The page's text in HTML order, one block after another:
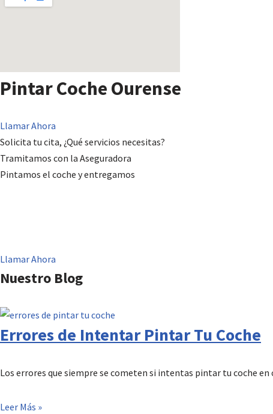
Pintar Coche Ourense
Llamar Ahora
Solicita tu cita, ¿Qué servicios necesitas?
Tramitamos con la Aseguradora
Pintamos el coche y entregamos
Llamar Ahora
Nuestro Blog
Errores de Intentar Pintar Tu Coche
Los errores que siempre se cometen si intentas pintar tu coche
Leer Más »